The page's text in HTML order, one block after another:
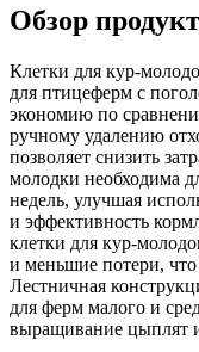
Обзор
Клетки для кур-
для птицеферм с
экономию по
ручному удалению
позволяет снизить
молодки необходима
недель, улучшая
и эффективность
клетки для кур-
и меньшие потери,
Лестничная
для ферм малого и
выращивание цыплят